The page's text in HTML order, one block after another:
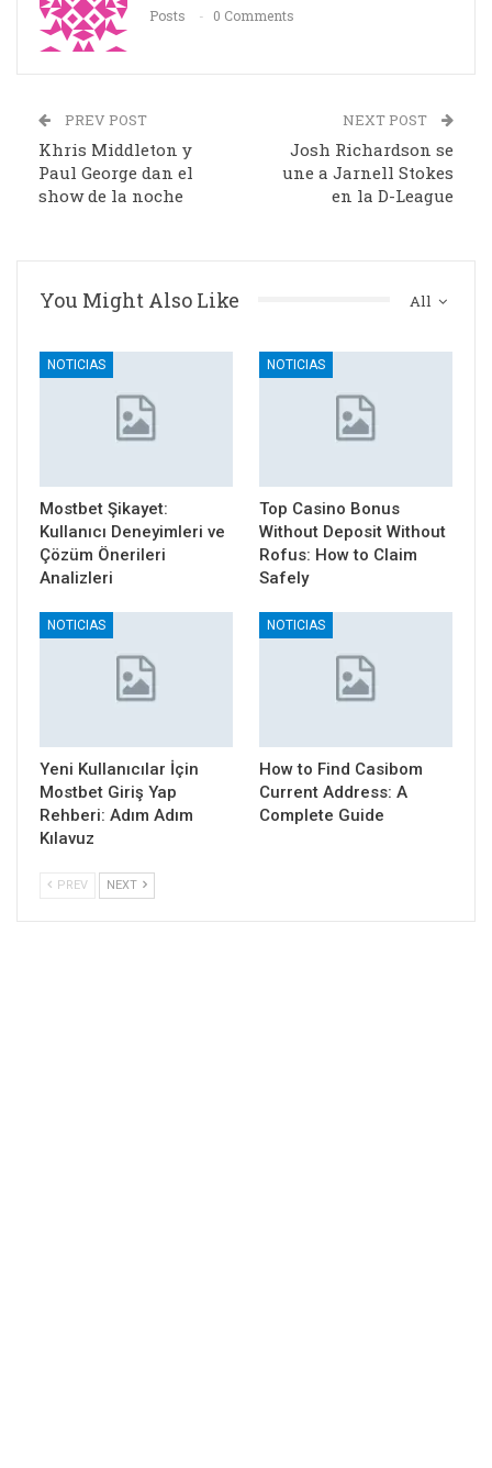
Posts 0 Comments
PREV POST
Khris Middleton y
Paul George dan el
show de la noche
NEXT POST
Josh Richardson se
une a Jarnell Stokes
en la D-League
All
You Might Also Like
NOTICIAS
Mostbet Şikayet:
Kullanıcı Deneyimleri ve
Çözüm Önerileri
Analizleri
NOTICIAS
Top Casino Bonus
Without Deposit Without
Rofus: How to Claim
Safely
NOTICIAS
Yeni Kullanıcılar İçin
Mostbet Giriş Yap
Rehberi: Adım Adım
Kılavuz
NOTICIAS
How to Find Casibom
Current Address: A
Complete Guide
PREV NEXT